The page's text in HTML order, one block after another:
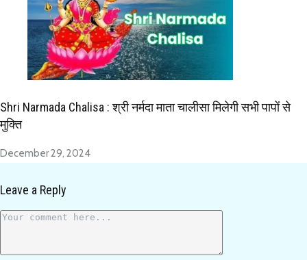
Shri Narmada Chalisa : श्री नर्मदा माता चालीसा मिलेगी सभी पापों से
मुक्ति
December 29, 2024
Leave a Reply
Comment